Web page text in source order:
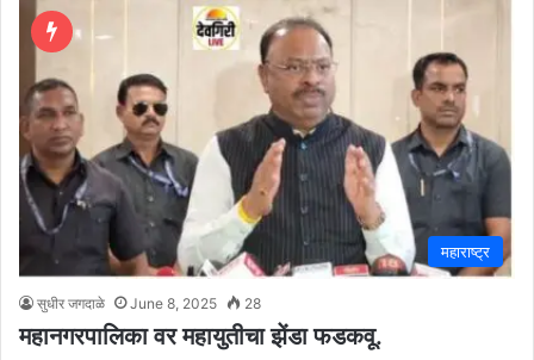
महाराष्ट्र
सुधीर जगदाळे June 8, 2025 28
महानगरपालिका वर महायुतीचा झेंडा फडकवू.